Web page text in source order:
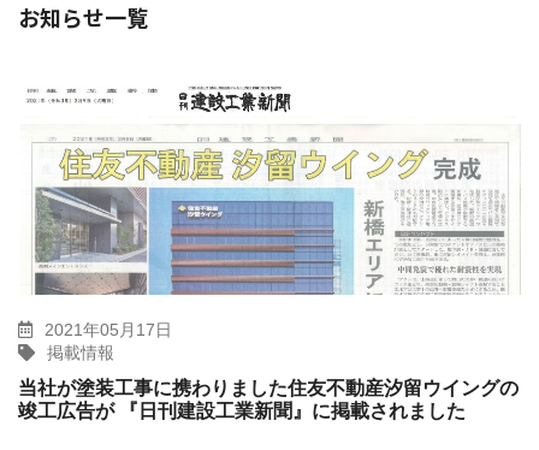
お知らせ一覧
2021年05月17日
掲載情報
当社が塗装工事に携わりました住友不動産汐留ウイングの
竣工広告が 『日刊建設工業新聞』に掲載されました